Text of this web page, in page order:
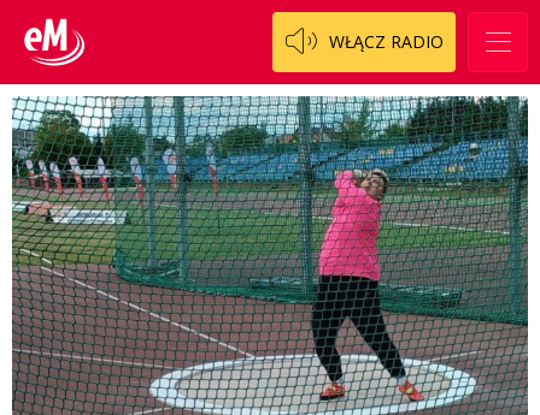
WŁĄCZ RADIO